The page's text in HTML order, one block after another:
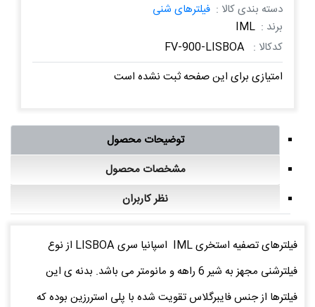
دسته بندی کالا : فیلترهای شنی
برند : IML
کدکالا : FV-900-LISBOA
امتیازی برای این صفحه ثبت نشده است
توضیحات محصول
مشخصات محصول
نظر کاربران
فیلترهای تصفیه استخری IML اسپانیا سری LISBOA از نوع
فیلترشنی مجهز به شیر 6 راهه و مانومتر می باشد. بدنه ی این
فیلترها از جنس فایبرگلاس تقویت شده با پلی استررزین بوده که